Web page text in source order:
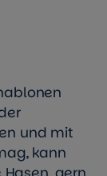
und mit
kann